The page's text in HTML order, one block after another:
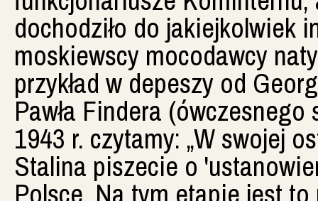
dochodziło do jakiejkolwiek
moskiewscy mocodawcy
przykład w depeszy od
Pawła Findera
1943 r. czytamy: „W swojej
Stalina piszecie o